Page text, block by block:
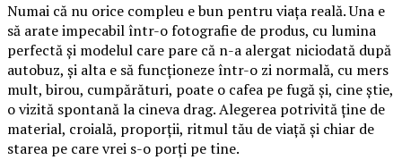
Numai că nu orice compleu e bun pentru viața reală. Una e
să arate impecabil într-o fotografie de produs, cu lumina
perfectă și modelul care pare că n-a alergat niciodată după
autobuz, și alta e să funcționeze într-o zi normală, cu mers
mult, birou, cumpărături, poate o cafea pe fugă și, cine știe,
o vizită spontană la cineva drag. Alegerea potrivită ține de
material, croială, proporții, ritmul tău de viață și chiar de
starea pe care vrei s-o porți pe tine.